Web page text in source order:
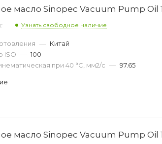
масло Sinopec Vacuum Pump Oil
Узнать свободное наличие
— Китай
ISO — 100
при 40 °С, мм2/с — 97.65
масло Sinopec Vacuum Pump Oil